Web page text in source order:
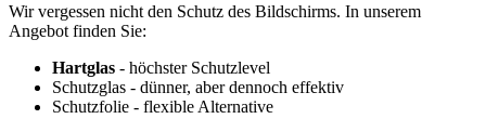
Wir vergessen nicht den Schutz des Bildschirms. In unserem
Angebot finden Sie:
Hartglas - höchster Schutzlevel
Schutzglas - dünner, aber dennoch effektiv
Schutzfolie - flexible Alternative